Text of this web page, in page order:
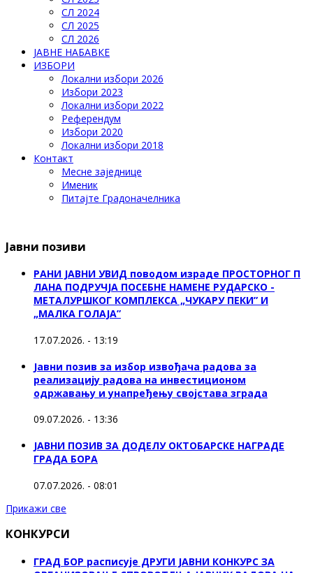
СЛ 2024
СЛ 2025
СЛ 2026
ЈАВНЕ НАБАВКЕ
ИЗБОРИ
Локални избори 2026
Избори 2023
Локални избори 2022
Референдум
Избори 2020
Локални избори 2018
Контакт
Месне заједнице
Именик
Питајте Градоначелника
Јавни позиви
РАНИ ЈАВНИ УВИД поводом израде ПРОСТОРНОГ П
ЛАНА ПОДРУЧЈА ПОСЕБНЕ НАМЕНЕ РУДАРСКО -
МЕТАЛУРШКОГ КОМПЛЕКСА „ЧУКАРУ ПЕКИ” И
„МАЛКА ГОЛАЈА”
17.07.2026. - 13:19
Јавни позив за избор извођача радова за
реализацију радова на инвестиционом
одржавању и унапређењу својстава зграда
09.07.2026. - 13:36
ЈАВНИ ПОЗИВ ЗА ДОДЕЛУ ОКТOБАРСКЕ НАГРАДЕ
ГРАДА БОРА
07.07.2026. - 08:01
Прикажи све
КОНКУРСИ
ГРАД БОР расписује ДРУГИ ЈАВНИ КОНКУРС ЗА